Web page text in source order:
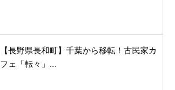
【長野県長和町】千葉から移転！古民家カ
フェ「転々」...